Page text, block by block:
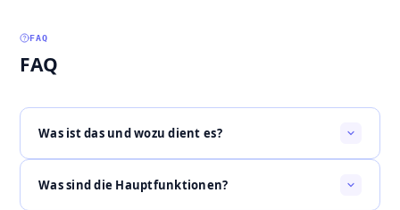
FAQ
FAQ
Was ist das und wozu dient es?
Was sind die Hauptfunktionen?